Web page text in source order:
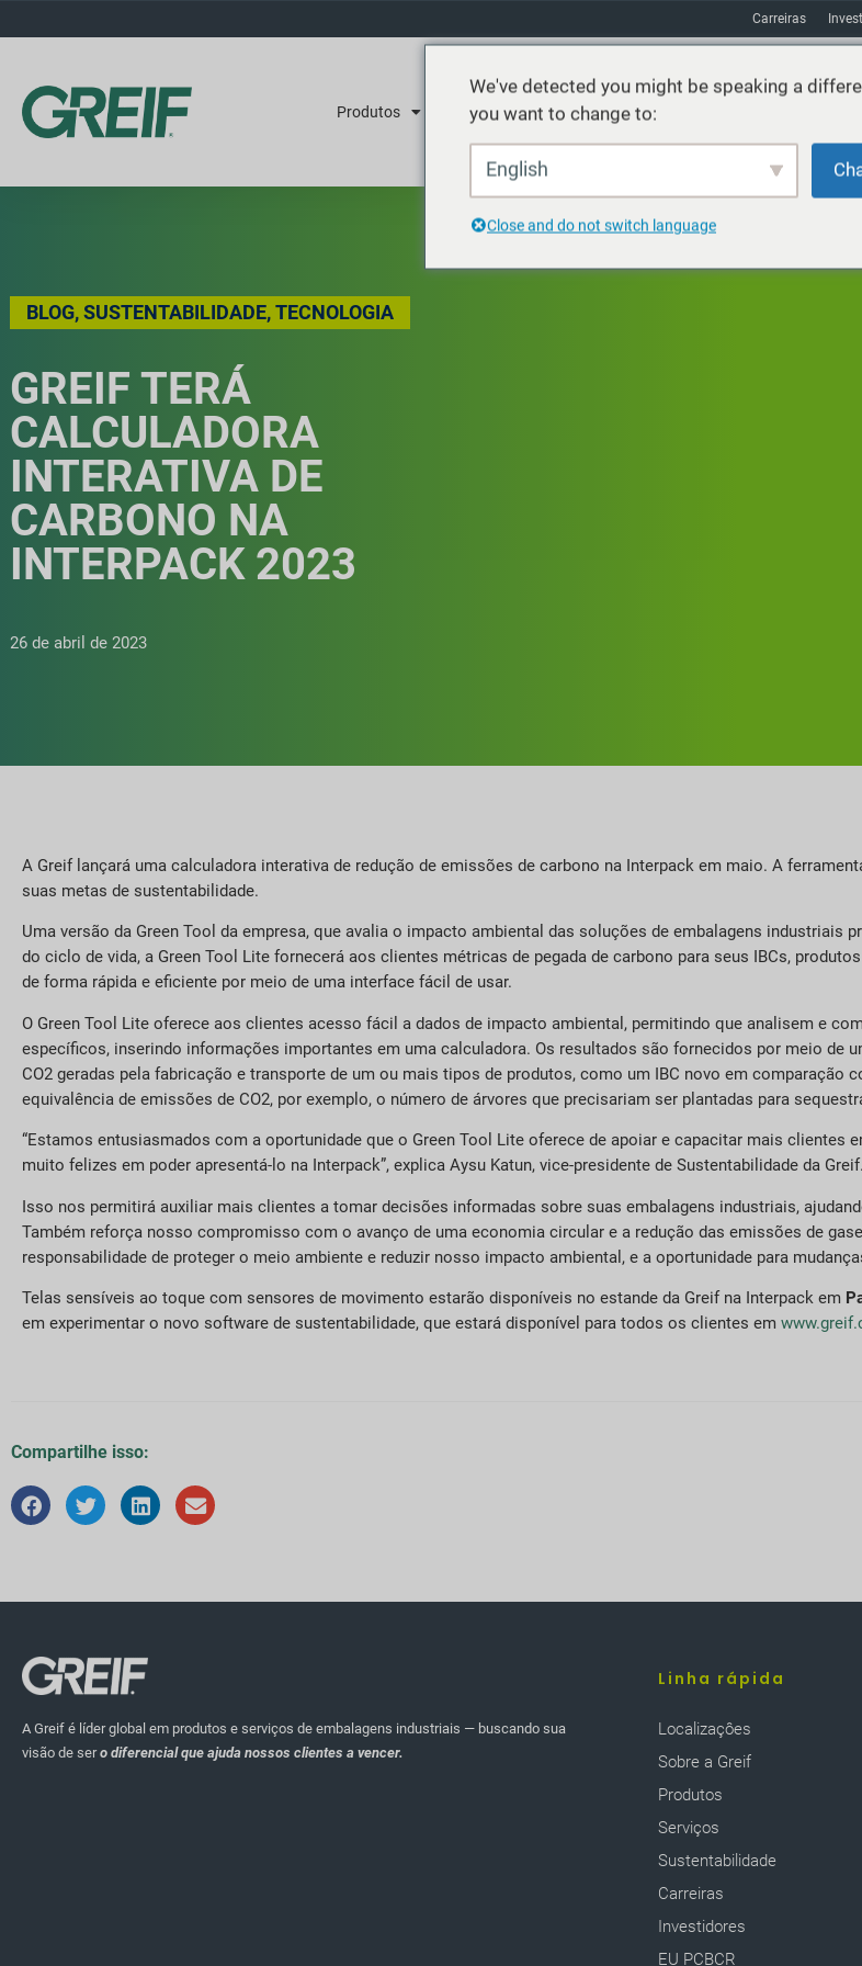
Carreiras
Produtos Serviços Sustentabilidade
BLOG,SUSTENTABILIDADE,TECNOLOGIA
GREIF TERÁ
CALCULADORA
INTERATIVA DE
CARBONO NA
INTERPACK 2023
26 de abril de 2023
A Greif lançará uma calculadora interativa de redução de emissões de carbono na Interpack em maio. A
suas metas de sustentabilidade.
Uma versão da Green Tool da empresa, que avalia o impacto ambiental das soluções de embalagens industriais
do ciclo de vida, a Green Tool Lite fornecerá aos clientes métricas de pegada de carbono para seus IBCs,
de forma rápida e eficiente por meio de uma interface fácil de usar.
O Green Tool Lite oferece aos clientes acesso fácil a dados de impacto ambiental, permitindo que analisem e
específicos, inserindo informações importantes em uma calculadora. Os resultados são fornecidos por meio de
CO2 geradas pela fabricação e transporte de um ou mais tipos de produtos, como um IBC novo em comparação
equivalência de emissões de CO2, por exemplo, o número de árvores que precisariam ser plantadas para
“Estamos entusiasmados com a oportunidade que o Green Tool Lite oferece de apoiar e capacitar mais clientes
muito felizes em poder apresentá-lo na Interpack”, explica Aysu Katun, vice-presidente de Sustentabilidade da Greif.
Isso nos permitirá auxiliar mais clientes a tomar decisões informadas sobre suas embalagens industriais,
Também reforça nosso compromisso com o avanço de uma economia circular e a redução das emissões de
responsabilidade de proteger o meio ambiente e reduzir nosso impacto ambiental, e a oportunidade para
Telas sensíveis ao toque com sensores de movimento estarão disponíveis no estande da Greif na Interpack em
em experimentar o novo software de sustentabilidade, que estará disponível para todos os clientes em
Compartilhe isso:
A Greif é líder global em produtos e serviços de embalagens industriais — buscando sua
visão de sero diferencial que ajuda nossos clientes a vencer.
Linha rápida
Localizaçôes
Sobre a Greif
Produtos
Serviços
Sustentabilidade
Carreiras
Investidores
EU PCBCR
We've detected you might be speaking a
you want to change to:
English
Close and do not switch language